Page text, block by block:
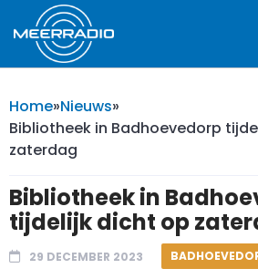
Home»Nieuws»
Bibliotheek in Badhoevedorp
zaterdag
Bibliotheek in
tijdelijk dicht op
29 DECEMBER 2023